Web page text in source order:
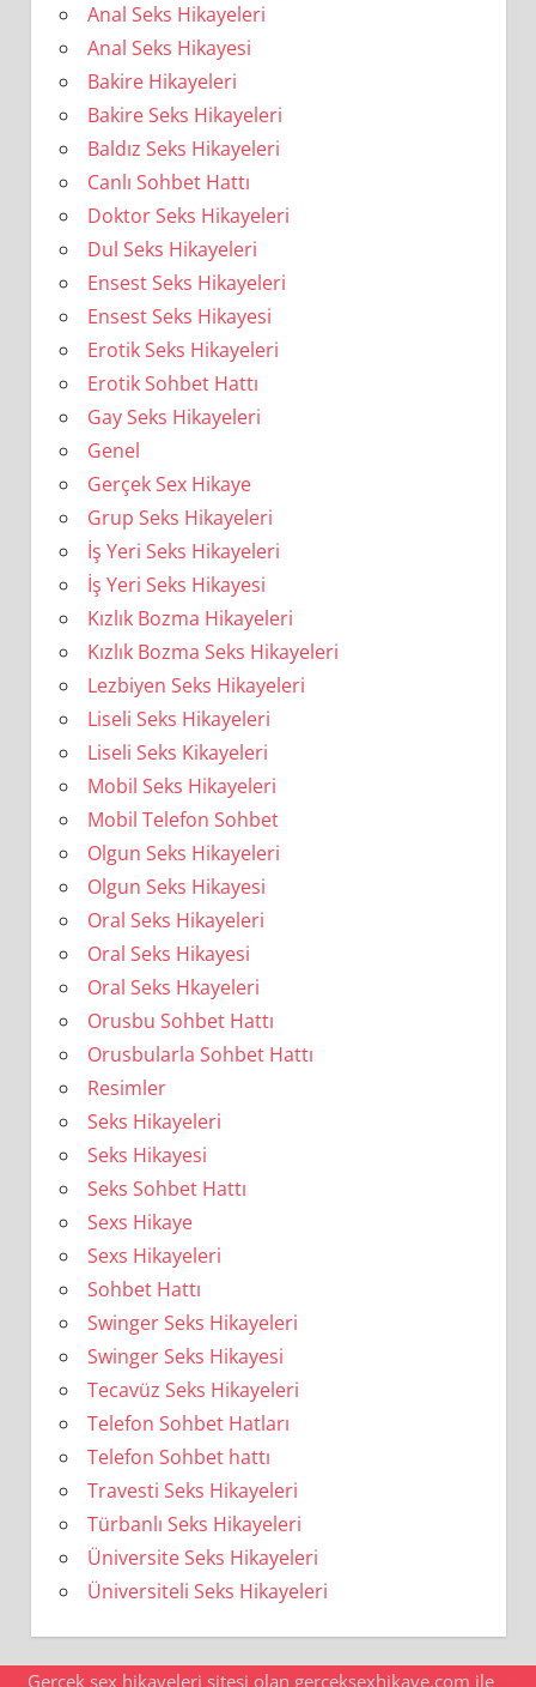
Anal Seks Hikayeleri
Anal Seks Hikayesi
Bakire Hikayeleri
Bakire Seks Hikayeleri
Baldız Seks Hikayeleri
Canlı Sohbet Hattı
Doktor Seks Hikayeleri
Dul Seks Hikayeleri
Ensest Seks Hikayeleri
Ensest Seks Hikayesi
Erotik Seks Hikayeleri
Erotik Sohbet Hattı
Gay Seks Hikayeleri
Genel
Gerçek Sex Hikaye
Grup Seks Hikayeleri
İş Yeri Seks Hikayeleri
İş Yeri Seks Hikayesi
Kızlık Bozma Hikayeleri
Kızlık Bozma Seks Hikayeleri
Lezbiyen Seks Hikayeleri
Liseli Seks Hikayeleri
Liseli Seks Kikayeleri
Mobil Seks Hikayeleri
Mobil Telefon Sohbet
Olgun Seks Hikayeleri
Olgun Seks Hikayesi
Oral Seks Hikayeleri
Oral Seks Hikayesi
Oral Seks Hkayeleri
Orusbu Sohbet Hattı
Orusbularla Sohbet Hattı
Resimler
Seks Hikayeleri
Seks Hikayesi
Seks Sohbet Hattı
Sexs Hikaye
Sexs Hikayeleri
Sohbet Hattı
Swinger Seks Hikayeleri
Swinger Seks Hikayesi
Tecavüz Seks Hikayeleri
Telefon Sohbet Hatları
Telefon Sohbet hattı
Travesti Seks Hikayeleri
Türbanlı Seks Hikayeleri
Üniversite Seks Hikayeleri
Üniversiteli Seks Hikayeleri
Gerçek sex hikayeleri sitesi olan gerceksexhikaye.com ile